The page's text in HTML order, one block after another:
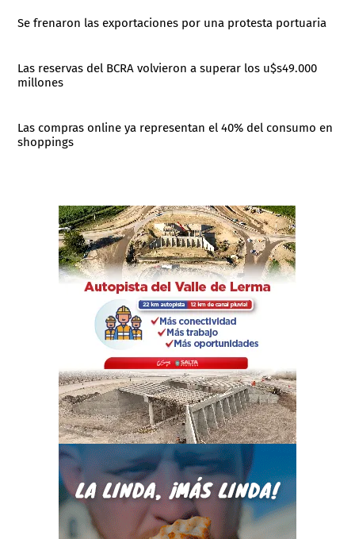
Se frenaron las exportaciones por una protesta portuaria
Las reservas del BCRA volvieron a superar los u$s49.000
millones
Las compras online ya representan el 40% del consumo en
shoppings